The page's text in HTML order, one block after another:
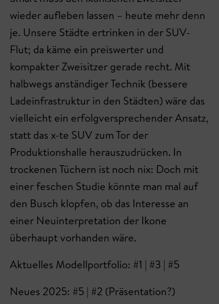
wieder aufleben lassen – heute mehr denn
je. Unsere Städte ertrinken in der SUV-
Flut; da käme ein preiswerter und
kompakter Zweisitzer gerade recht. Mit
halbwegs anständiger Technik (bessere
Ladeinfrastruktur in den Städten) wäre das
vielleicht ein erfolgversprechender Ansatz,
statt das x-te SUV zum Tor der
Produktionshalle herauszudrücken. In
trockenen Tüchern ist noch nix: Doch mit
einer feschen Studie könnte man mal auf
den Busch klopfen, ob das Interesse an
einer Neuinterpretation der Ikone
überhaupt vorhanden wäre.
Aktuelles Modellportfolio: #1 | #3 | #5
Neues 2025: #5 | #2 (Präsentation?)